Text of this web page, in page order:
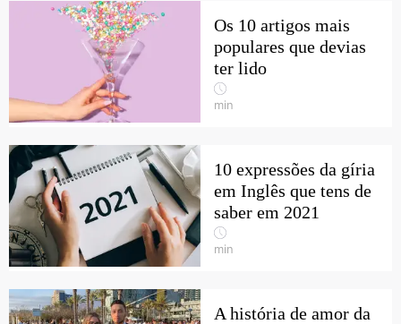
Os 10 artigos mais
populares que devias
ter lido
min
10 expressões da gíria
em Inglês que tens de
saber em 2021
min
A história de amor da